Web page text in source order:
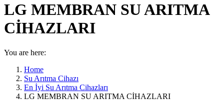
LG MEMBRAN SU ARITMA
CİHAZLARI
You are here:
Home
Su Arıtma Cihazı
En İyi Su Arıtma Cihazları
LG MEMBRAN SU ARITMA CİHAZLARI